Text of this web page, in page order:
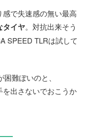
で失速感の無い最高
タイヤ。対抗出来そう
SPEED TLRは試して
難ぽいのと、
出さないでおこうか